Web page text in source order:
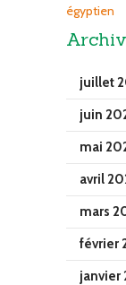
égyptien
juillet
juin
mai
avril
mars
février
janvier